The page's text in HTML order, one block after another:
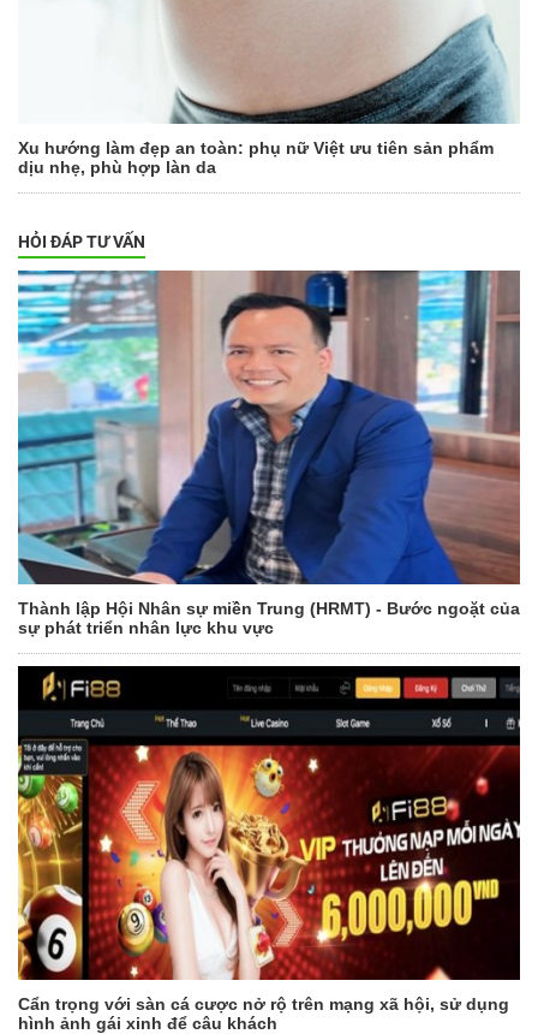
Xu hướng làm đẹp an toàn: phụ nữ Việt ưu tiên sản phẩm
dịu nhẹ, phù hợp làn da
HỎI ĐÁP TƯ VẤN
Thành lập Hội Nhân sự miền Trung (HRMT) - Bước ngoặt của
sự phát triển nhân lực khu vực
Cẩn trọng với sàn cá cược nở rộ trên mạng xã hội, sử dụng
hình ảnh gái xinh để câu khách